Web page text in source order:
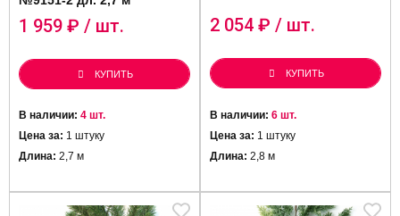
1 959 ₽ / шт.
КУПИТЬ
В наличии: 4 шт.
Цена за: 1 штуку
Длина: 2,7 м
2 054 ₽ / шт.
КУПИТЬ
В наличии: 6 шт.
Цена за: 1 штуку
Длина: 2,8 м